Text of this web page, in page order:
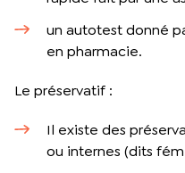
un autotest donné
en pharmacie.
Le préservatif :
Il existe des
ou internes (dits